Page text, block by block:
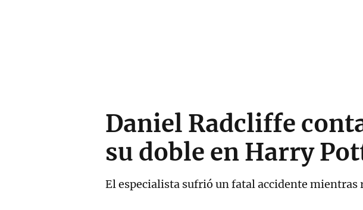
Daniel Radcliffe
su doble en Harry
El especialista sufrió un fatal accidente mientras